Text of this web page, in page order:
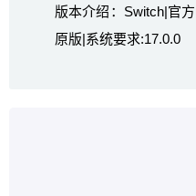
版本介绍：Switch|官
原版|系统要求:17.0.0